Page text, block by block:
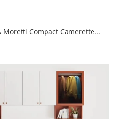
Con questa cameretta YGAA Moretti Compact Camerette, tra le soluzioni componibili, potrai ammobiliare stanze moderne per ragazzi.